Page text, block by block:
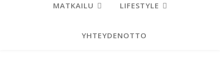
MATKAILU LIFESTYLE
YHTEYDENOTTO